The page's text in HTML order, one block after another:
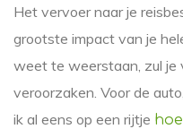
Het vervoer naar je
grootste impact van je
weet te weerstaan, zul je
veroorzaken. Voor de
ik al eens op een rijtje